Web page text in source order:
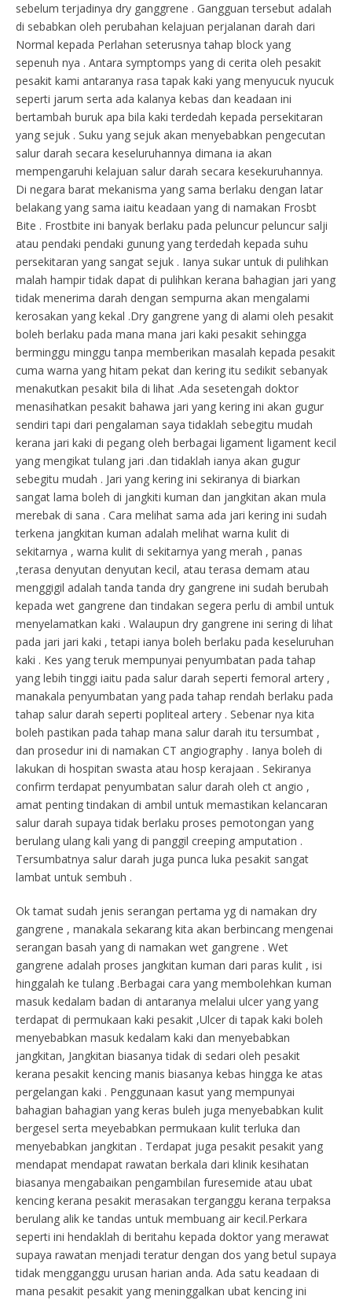
sebelum terjadinya dry ganggrene . Gangguan tersebut adalah
di sebabkan oleh perubahan kelajuan perjalanan darah dari
Normal kepada Perlahan seterusnya tahap block yang
sepenuh nya . Antara symptomps yang di cerita oleh pesakit
pesakit kami antaranya rasa tapak kaki yang menyucuk nyucuk
seperti jarum serta ada kalanya kebas dan keadaan ini
bertambah buruk apa bila kaki terdedah kepada persekitaran
yang sejuk . Suku yang sejuk akan menyebabkan pengecutan
salur darah secara keseluruhannya dimana ia akan
mempengaruhi kelajuan salur darah secara kesekuruhannya.
Di negara barat mekanisma yang sama berlaku dengan latar
belakang yang sama iaitu keadaan yang di namakan Frosbt
Bite . Frostbite ini banyak berlaku pada peluncur peluncur salji
atau pendaki pendaki gunung yang terdedah kepada suhu
persekitaran yang sangat sejuk . Ianya sukar untuk di pulihkan
malah hampir tidak dapat di pulihkan kerana bahagian jari yang
tidak menerima darah dengan sempurna akan mengalami
kerosakan yang kekal .Dry gangrene yang di alami oleh pesakit
boleh berlaku pada mana mana jari kaki pesakit sehingga
berminggu minggu tanpa memberikan masalah kepada pesakit
cuma warna yang hitam pekat dan kering itu sedikit sebanyak
menakutkan pesakit bila di lihat .Ada sesetengah doktor
menasihatkan pesakit bahawa jari yang kering ini akan gugur
sendiri tapi dari pengalaman saya tidaklah sebegitu mudah
kerana jari kaki di pegang oleh berbagai ligament ligament kecil
yang mengikat tulang jari .dan tidaklah ianya akan gugur
sebegitu mudah . Jari yang kering ini sekiranya di biarkan
sangat lama boleh di jangkiti kuman dan jangkitan akan mula
merebak di sana . Cara melihat sama ada jari kering ini sudah
terkena jangkitan kuman adalah melihat warna kulit di
sekitarnya , warna kulit di sekitarnya yang merah , panas
,terasa denyutan denyutan kecil, atau terasa demam atau
menggigil adalah tanda tanda dry gangrene ini sudah berubah
kepada wet gangrene dan tindakan segera perlu di ambil untuk
menyelamatkan kaki . Walaupun dry gangrene ini sering di lihat
pada jari jari kaki , tetapi ianya boleh berlaku pada keseluruhan
kaki . Kes yang teruk mempunyai penyumbatan pada tahap
yang lebih tinggi iaitu pada salur darah seperti femoral artery ,
manakala penyumbatan yang pada tahap rendah berlaku pada
tahap salur darah seperti popliteal artery . Sebenar nya kita
boleh pastikan pada tahap mana salur darah itu tersumbat ,
dan prosedur ini di namakan CT angiography . Ianya boleh di
lakukan di hospitan swasta atau hosp kerajaan . Sekiranya
confirm terdapat penyumbatan salur darah oleh ct angio ,
amat penting tindakan di ambil untuk memastikan kelancaran
salur darah supaya tidak berlaku proses pemotongan yang
berulang ulang kali yang di panggil creeping amputation .
Tersumbatnya salur darah juga punca luka pesakit sangat
lambat untuk sembuh .
Ok tamat sudah jenis serangan pertama yg di namakan dry
gangrene , manakala sekarang kita akan berbincang mengenai
serangan basah yang di namakan wet gangrene . Wet
gangrene adalah proses jangkitan kuman dari paras kulit , isi
hinggalah ke tulang .Berbagai cara yang membolehkan kuman
masuk kedalam badan di antaranya melalui ulcer yang yang
terdapat di permukaan kaki pesakit ,Ulcer di tapak kaki boleh
menyebabkan masuk kedalam kaki dan menyebabkan
jangkitan, Jangkitan biasanya tidak di sedari oleh pesakit
kerana pesakit kencing manis biasanya kebas hingga ke atas
pergelangan kaki . Penggunaan kasut yang mempunyai
bahagian bahagian yang keras buleh juga menyebabkan kulit
bergesel serta meyebabkan permukaan kulit terluka dan
menyebabkan jangkitan . Terdapat juga pesakit pesakit yang
mendapat mendapat rawatan berkala dari klinik kesihatan
biasanya mengabaikan pengambilan furesemide atau ubat
kencing kerana pesakit merasakan terganggu kerana terpaksa
berulang alik ke tandas untuk membuang air kecil.Perkara
seperti ini hendaklah di beritahu kepada doktor yang merawat
supaya rawatan menjadi teratur dengan dos yang betul supaya
tidak mengganggu urusan harian anda. Ada satu keadaan di
mana pesakit pesakit yang meninggalkan ubat kencing ini